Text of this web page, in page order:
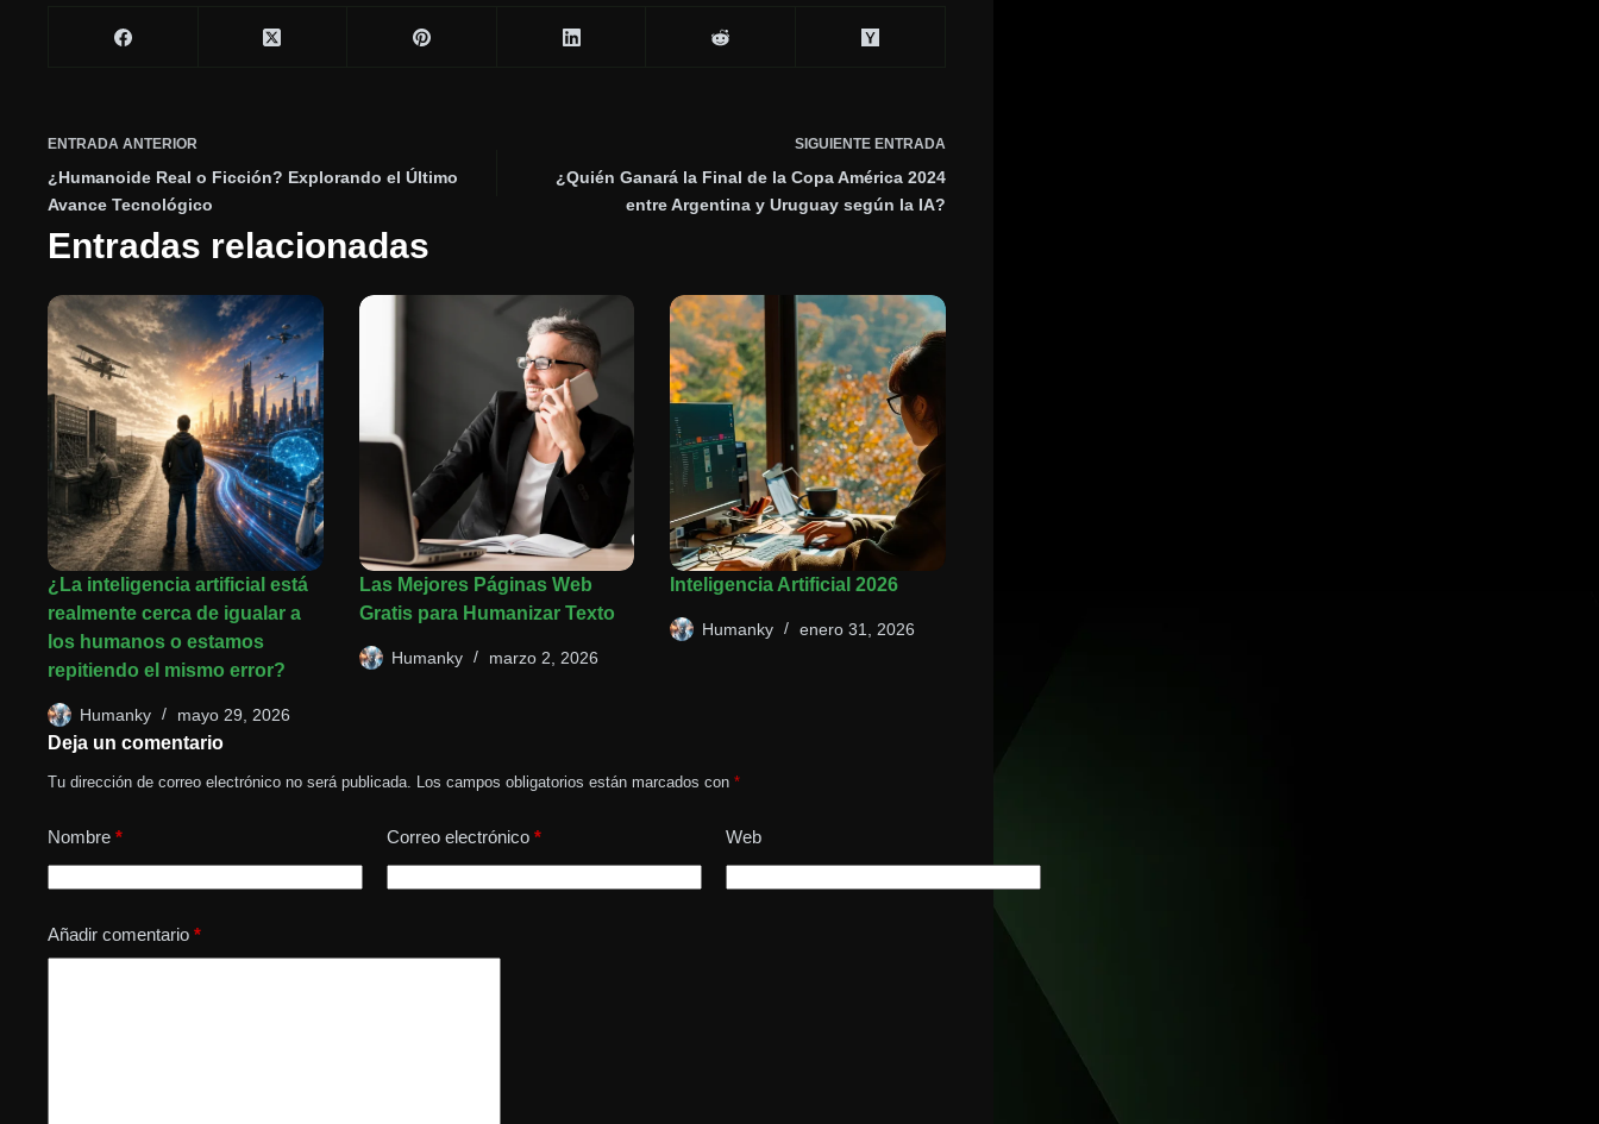
ENTRADA ANTERIOR
¿Humanoide Real o Ficción? Explorando el Último
Avance Tecnológico
SIGUIENTE ENTRADA
¿Quién Ganará la Final de la Copa América 2024
entre Argentina y Uruguay según la IA?
Entradas relacionadas
¿La inteligencia artificial está
realmente cerca de igualar a
los humanos o estamos
repitiendo el mismo error?
Humanky mayo 29, 2026
Las Mejores Páginas Web
Gratis para Humanizar Texto
Humanky marzo 2, 2026
Inteligencia Artificial 2026
Humanky enero 31, 2026
Deja un comentario
Tu dirección de correo electrónico no será publicada. Los campos obligatorios están marcados con *
Nombre * Correo electrónico * Web
Añadir comentario *